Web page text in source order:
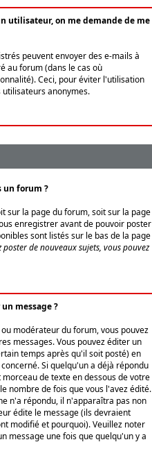
utilisateur, on me demande de me
peuvent envoyer des e-mails à
au forum (dans le cas où
Ceci, pour éviter l'utilisation
anonymes.
un forum ?
sur la page du forum, soit sur la page
enregistrer avant de pouvoir poster
sont listés sur le bas de la page
poster de nouveaux sujets, vous pouvez
message ?
modérateur du forum, vous pouvez
messages. Vous pouvez éditer un
temps après qu'il soit posté) en
Si quelqu'un a déjà répondu
de texte en dessous de votre
nombre de fois que vous l'avez édité.
n'a répondu, il n'apparaîtra pas non
édite le message (ils devraient
modifié et pourquoi). Veuillez noter
message une fois que quelqu'un y a